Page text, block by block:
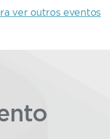
ver outros eventos